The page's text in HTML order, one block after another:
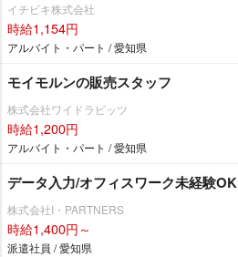
イチビキ株式会社
時給1,154円
アルバイト・パート / 愛知県
モイモルンの販売スタッフ
株式会社ワイドラピッツ
時給1,200円
アルバイト・パート / 愛知県
データ入力/オフィスワーク未経験OK
株式会社I・PARTNERS
時給1,400円～
派遣社員 / 愛知県